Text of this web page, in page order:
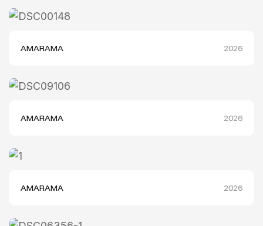
AMARAMA 2026
AMARAMA 2026
AMARAMA 2026